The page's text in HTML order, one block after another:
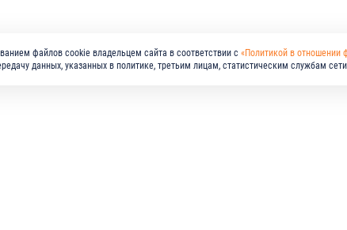
файлов cookie владельцем сайта в соответствии с «Политикой в отношении
данных, указанных в политике, третьим лицам, статистическим службам